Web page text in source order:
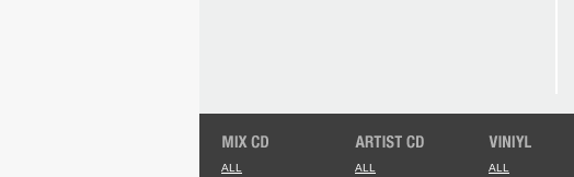
ALL ALL ALL